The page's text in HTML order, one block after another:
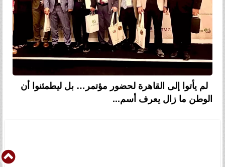
لم يأتوا إلى القاهرة لحضور مؤتمر… بل ليطمئنوا أن
الوطن ما زال يعرف أسم...